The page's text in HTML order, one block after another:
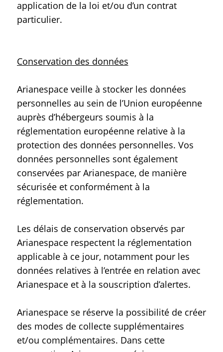
application de la loi et/ou d’un contrat
particulier.
Conservation des données
Arianespace veille à stocker les données
personnelles au sein de l’Union européenne
auprès d’hébergeurs soumis à la
réglementation européenne relative à la
protection des données personnelles. Vos
données personnelles sont également
conservées par Arianespace, de manière
sécurisée et conformément à la
réglementation.
Les délais de conservation observés par
Arianespace respectent la réglementation
applicable à ce jour, notamment pour les
données relatives à l’entrée en relation avec
Arianespace et à la souscription d’alertes.
Arianespace se réserve la possibilité de créer
des modes de collecte supplémentaires
et/ou complémentaires. Dans cette